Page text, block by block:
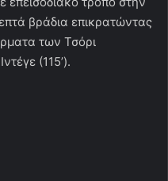
βράδια επικρατώντας
των Τσόρι
(115’).